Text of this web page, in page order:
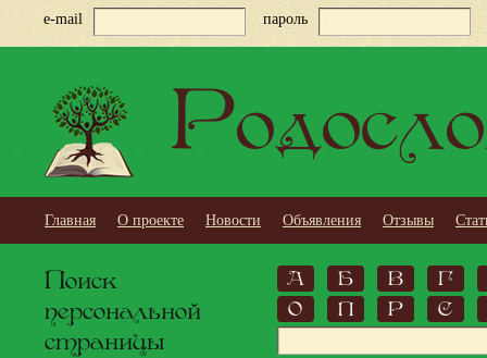
e-mail пароль
Главная О проекте Новости Объявления Отзывы
Поиск
персональной
страницы
А Б В
Г
О
П Р С